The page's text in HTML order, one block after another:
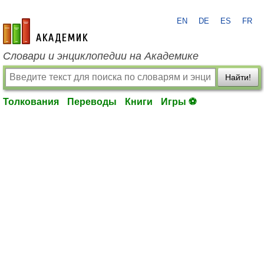
academic.ru
EN DE ES FR
Словари и энциклопедии на Академике
Найти!
Толкования Переводы Книги Игры ⚽